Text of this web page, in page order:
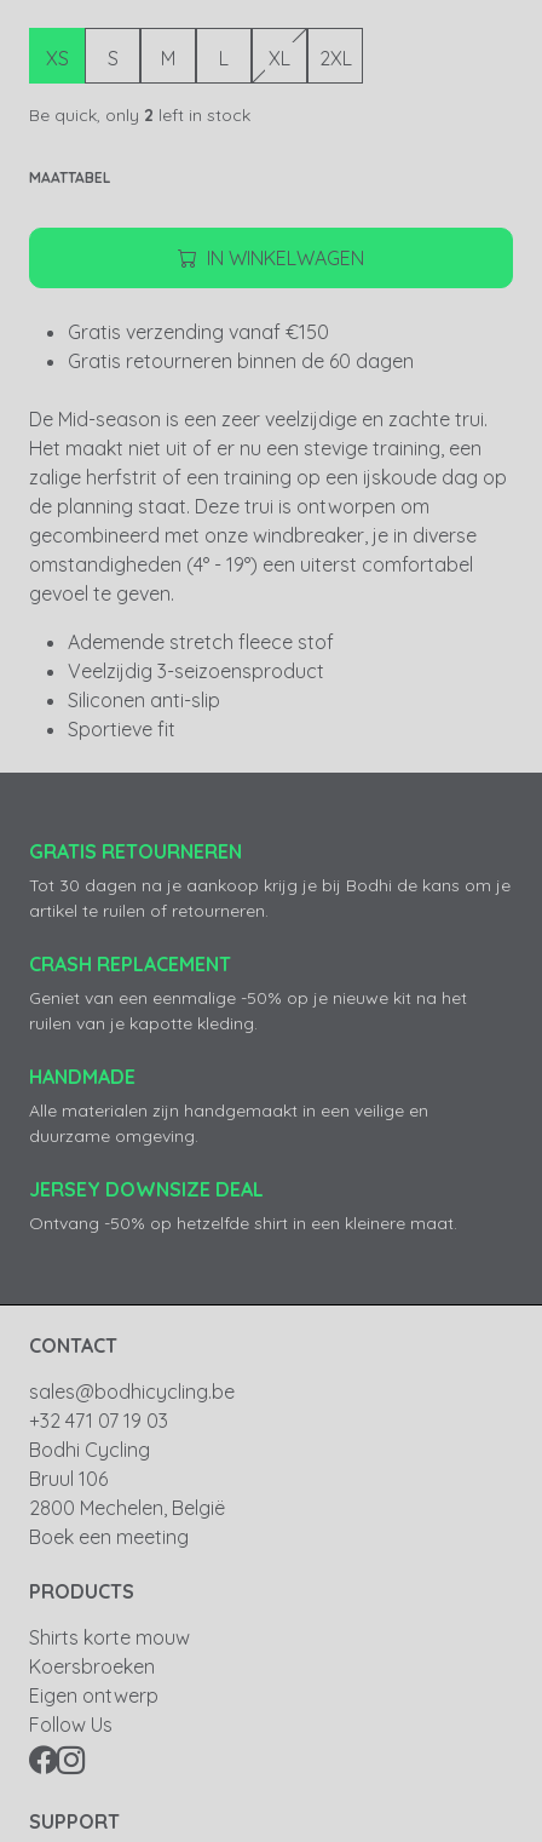
XS S M L XL 2XL
Be quick, only 2 left in stock
MAATTABEL
IN WINKELWAGEN
Gratis verzending vanaf €150
Gratis retourneren binnen de 60 dagen
De Mid-season is een zeer veelzijdige en zachte trui.
Het maakt niet uit of er nu een stevige training, een
zalige herfstrit of een training op een ijskoude dag op
de planning staat. Deze trui is ontworpen om
gecombineerd met onze windbreaker, je in diverse
omstandigheden (4° - 19°) een uiterst comfortabel
gevoel te geven.
Ademende stretch fleece stof
Veelzijdig 3-seizoensproduct
Siliconen anti-slip
Sportieve fit
GRATIS RETOURNEREN
Tot 30 dagen na je aankoop krijg je bij Bodhi de kans om je
artikel te ruilen of retourneren.
CRASH REPLACEMENT
Geniet van een eenmalige -50% op je nieuwe kit na het
ruilen van je kapotte kleding.
HANDMADE
Alle materialen zijn handgemaakt in een veilige en
duurzame omgeving.
JERSEY DOWNSIZE DEAL
Ontvang -50% op hetzelfde shirt in een kleinere maat.
CONTACT
sales@bodhicycling.be
+32 471 07 19 03
Bodhi Cycling
Bruul 106
2800 Mechelen, België
Boek een meeting
PRODUCTS
Shirts korte mouw
Koersbroeken
Eigen ontwerp
Follow Us
SUPPORT